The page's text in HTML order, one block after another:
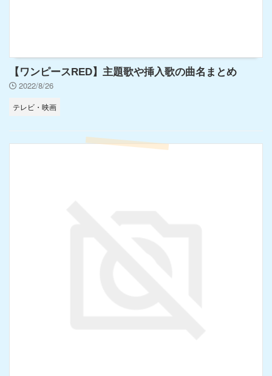
【ワンピースRED】主題歌や挿入歌の曲名まとめ
2022/8/26
テレビ・映画